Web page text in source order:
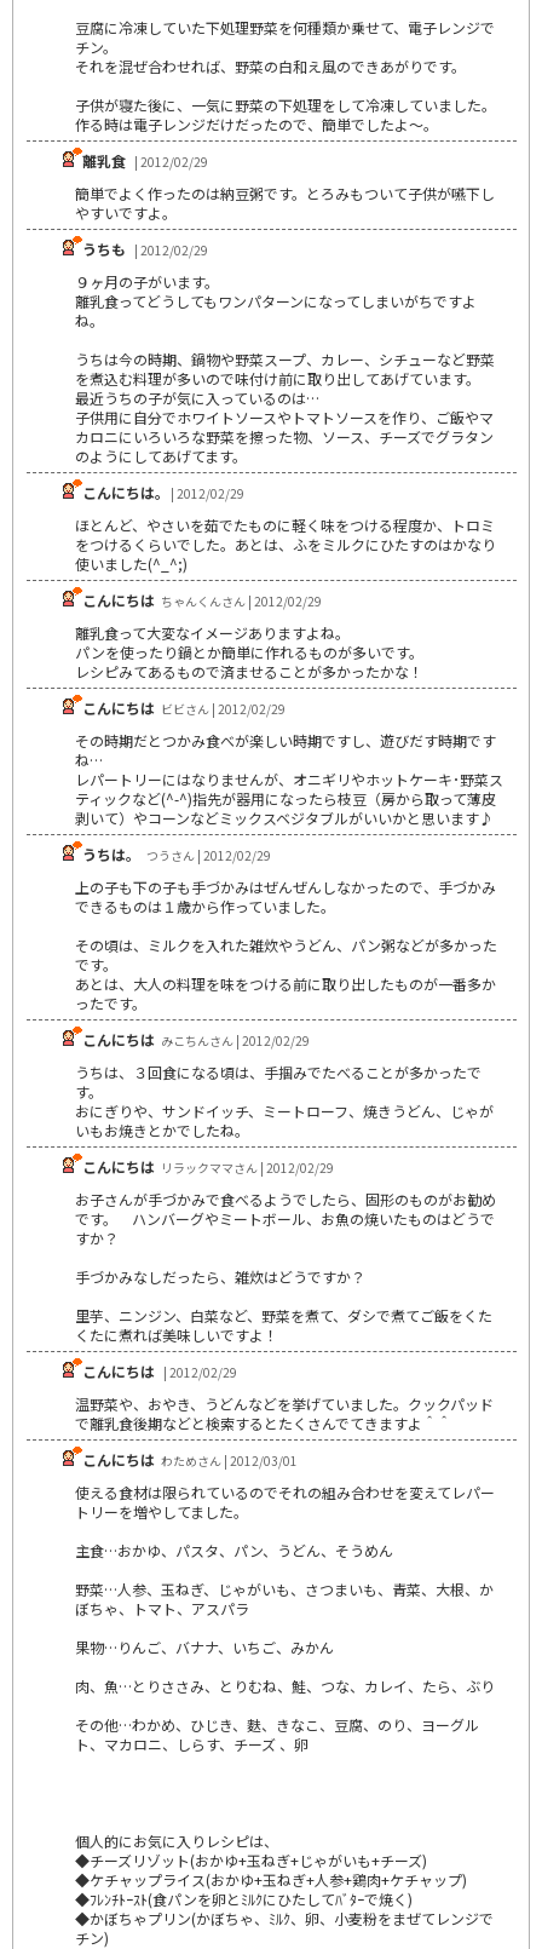
豆腐に冷凍していた下処理野菜を何種類か乗せて、電子レンジで
チン。
それを混ぜ合わせれば、野菜の白和え風のできあがりです。
子供が寝た後に、一気に野菜の下処理をして冷凍していました。
作る時は電子レンジだけだったので、簡単でしたよ～。
離乳食 | 2012/02/29
簡単でよく作ったのは納豆粥です。とろみもついて子供が嚥下し
やすいですよ。
うちも | 2012/02/29
９ヶ月の子がいます。
離乳食ってどうしてもワンパターンになってしまいがちですよ
ね。
うちは今の時期、鍋物や野菜スープ、カレー、シチューなど野菜
を煮込む料理が多いので味付け前に取り出してあげています。
最近うちの子が気に入っているのは…
子供用に自分でホワイトソースやトマトソースを作り、ご飯やマ
カロニにいろいろな野菜を擦った物、ソース、チーズでグラタン
のようにしてあげてます。
こんにちは｡
| 2012/02/29
ほとんど、やさいを茹でたものに軽く味をつける程度か、トロミ
をつけるくらいでした。あとは、ふをミルクにひたすのはかなり
使いました(^_^;)
こんにちは ちゃんくんさん | 2012/02/29
離乳食って大変なイメージありますよね。
パンを使ったり鍋とか簡単に作れるものが多いです。
レシピみてあるもので済ませることが多かったかな！
こんにちは ビビさん | 2012/02/29
その時期だとつかみ食べが楽しい時期ですし、遊びだす時期です
ね…
レパートリーにはなりませんが、オニギリやホットケーキ･野菜ス
ティックなど(^-^)指先が器用になったら枝豆（房から取って薄皮
剥いて）やコーンなどミックスベジタブルがいいかと思います♪
うちは。
つうさん | 2012/02/29
上の子も下の子も手づかみはぜんぜんしなかったので、手づかみ
できるものは１歳から作っていました。
その頃は、ミルクを入れた雑炊やうどん、パン粥などが多かった
です。
あとは、大人の料理を味をつける前に取り出したものが一番多か
ったです。
こんにちは みこちんさん | 2012/02/29
うちは、３回食になる頃は、手掴みでたべることが多かったで
す。
おにぎりや、サンドイッチ、ミートローフ、焼きうどん、じゃが
いもお焼きとかでしたね。
こんにちは リラックママさん | 2012/02/29
お子さんが手づかみで食べるようでしたら、固形のものがお勧め
です。 ハンバーグやミートボール、お魚の焼いたものはどうで
すか？
手づかみなしだったら、雑炊はどうですか？
里芋、ニンジン、白菜など、野菜を煮て、ダシで煮てご飯をくた
くたに煮れば美味しいですよ！
こんにちは | 2012/02/29
温野菜や、おやき、うどんなどを挙げていました。クックパッド
で離乳食後期などと検索するとたくさんでてきますよ＾＾
こんにちは わためさん | 2012/03/01
使える食材は限られているのでそれの組み合わせを変えてレパー
トリーを増やしてました。
主食…おかゆ、パスタ、パン、うどん、そうめん
野菜…人参、玉ねぎ、じゃがいも、さつまいも、青菜、大根、か
ぼちゃ、トマト、アスパラ
果物…りんご、バナナ、いちご、みかん
肉、魚…とりささみ、とりむね、鮭、つな、カレイ、たら、ぶり
その他…わかめ、ひじき、麩、きなこ、豆腐、のり、ヨーグル
ト、マカロニ、しらす、チーズ 、卵
個人的にお気に入りレシピは、
◆チーズリゾット(おかゆ+玉ねぎ+じゃがいも+チーズ)
◆ケチャップライス(おかゆ+玉ねぎ+人参+鶏肉+ケチャップ)
◆ﾌﾚﾝﾁﾄｰｽﾄ(食パンを卵とﾐﾙｸにひたしてﾊﾞﾀｰで焼く)
◆かぼちゃプリン(かぼちゃ、ﾐﾙｸ、卵、小麦粉をまぜてレンジで
チン)